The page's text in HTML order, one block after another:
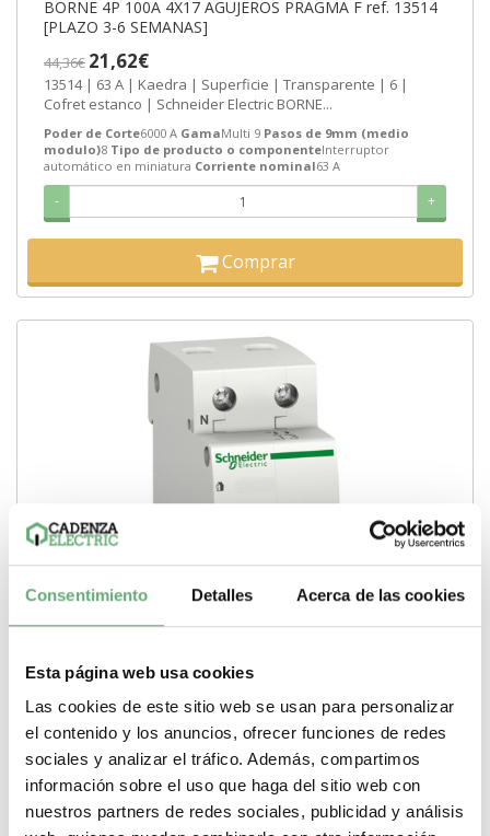
Consentimiento Detalles Acerca de las cookies
Esta página web usa cookies
Las cookies de este sitio web se usan para personalizar
el contenido y los anuncios, ofrecer funciones de redes
sociales y analizar el tráfico. Además, compartimos
información sobre el uso que haga del sitio web con
nuestros partners de redes sociales, publicidad y análisis
BORNE 4P 100A 4X17 AGUJEROS PRAGMA F ref. 13514
[PLAZO 3-6 SEMANAS]
44,36€ 21,62€
13514 | 63 A | Kaedra | Superficie | Transparente | 6 |
Cofret estanco | Schneider Electric BORNE...
Poder de Corte6000 A GamaMulti 9 Pasos de 9mm (medio
modulo)8 Tipo de producto o componenteInterruptor
automático en miniatura Corriente nominal63 A
- +
Comprar
[PLAZO 3-6 SEMANAS]
33,73€ 16,32€
13512 | 63 A | Kaedra | Superficie | Transparente | 6 |
Cofret estanco | Schneider Electric BORNE...
Poder de Corte6000 A GamaMulti 9 Pasos de 9mm (medio
modulo)8 Tipo de producto o componenteInterruptor